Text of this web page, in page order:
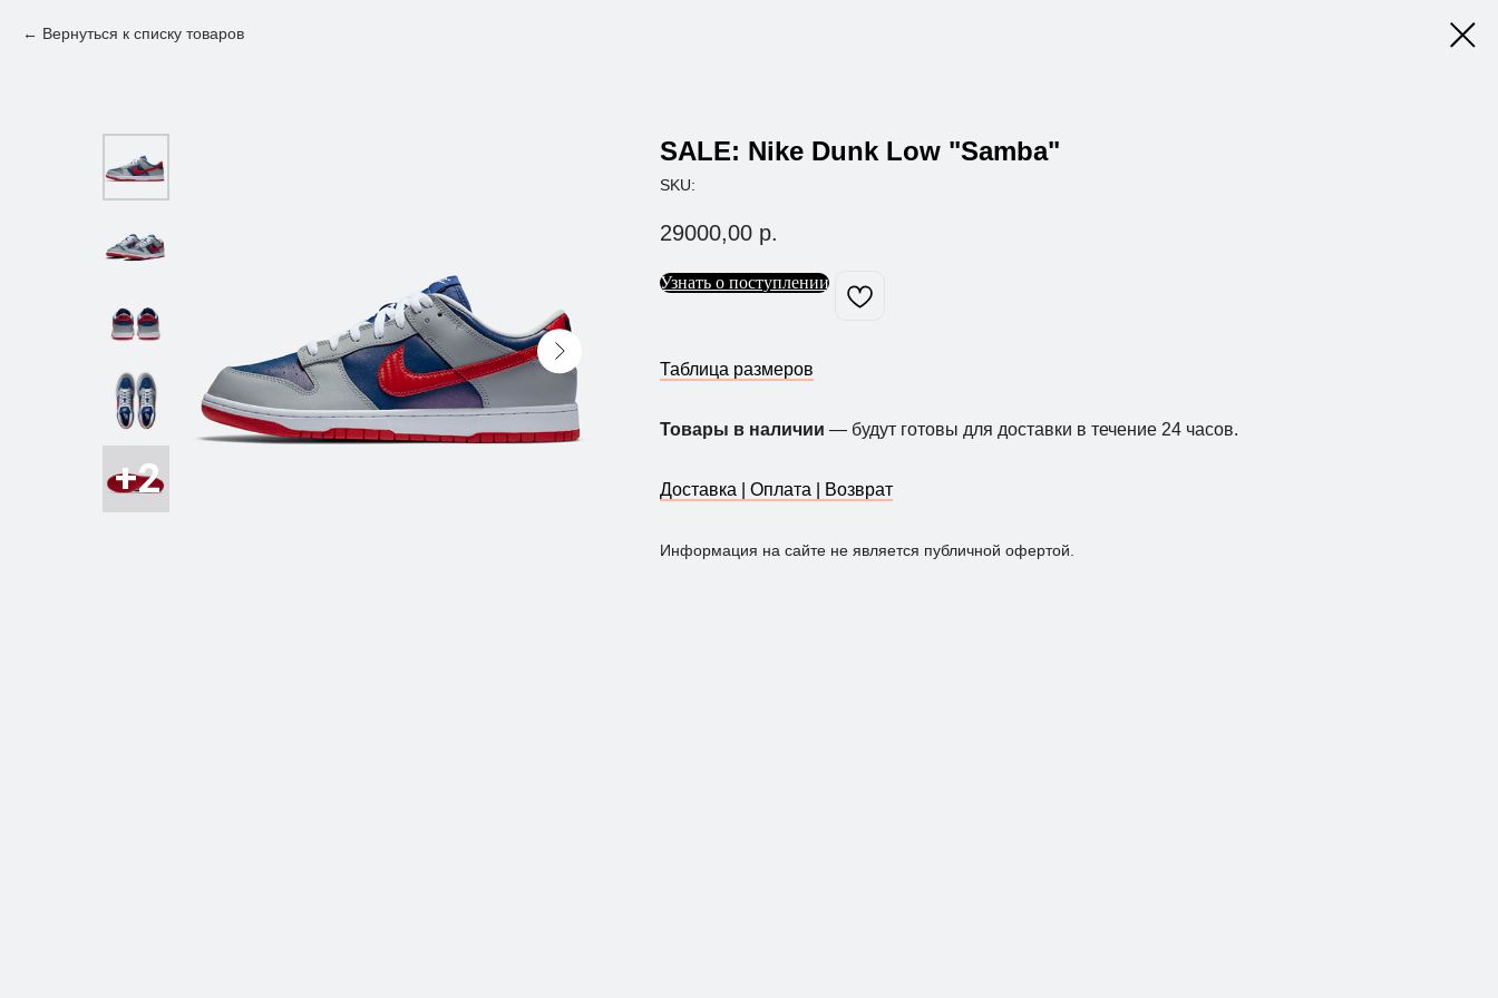
Вернуться к списку товаров
SALE: Nike Dunk Low "Samba"
SKU:
29000,00 р.
Узнать о поступлении
Таблица размеров
Товары в наличии — будут готовы для доставки в течение 24 часов.
Доставка | Оплата | Возврат
Информация на сайте не является публичной офертой.